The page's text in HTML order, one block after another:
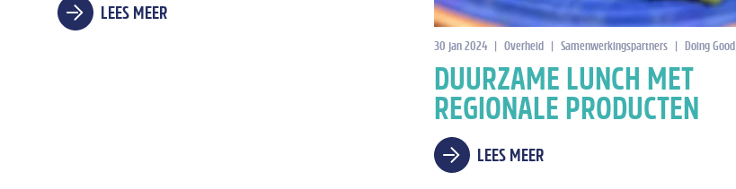
LEES MEER
30 jan 2024 | Overheid | Samenwerkingspartners | Doing Good
DUURZAME LUNCH MET
REGIONALE PRODUCTEN
LEES MEER